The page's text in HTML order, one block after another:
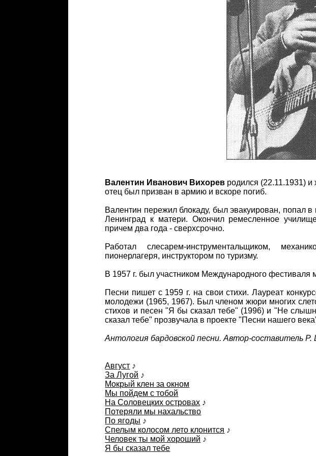
Валентин Иванович Вихорев родился (22.11.1931)
отец был призван в армию и вскоре погиб.
Валентин пережил блокаду, был эвакуирован, попал
Ленинград к матери. Окончил ремесленное
причем два года - сверхсрочно.
Работал слесарем-инструментальщиком,
пионерлагеря, инструктором по туризму.
В 1957 г. был участником Международного фестиваля
Песни пишет с 1959 г. на свои стихи. Лауреат
молодежи (1965, 1967). Был членом жюри многих
стихов и песен "Я бы сказал тебе" (1996) и "Не
сказал тебе" прозвучала в проекте "Песни нашего
Антология бардовской песни. Автор-составитель
Август ♪
За Лугой ♪
Мокрый клен за окном
Мы пойдем с тобой
На Соловецких островах ♪
Потеряли мы нахальство
По ягоды ♪
Спелым колосом лето клонится ♪
Человек ты мой хороший ♪
Я бы сказал тебе